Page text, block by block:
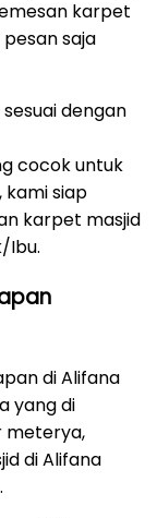
karpet
saja
dengan
cocok untuk
siap
karpet masjid
Ibu.
di Alifana
yang di
meterya,
di Alifana